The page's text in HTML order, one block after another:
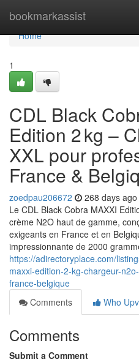
bookmarkassist
Home
Home
1
CDL Black
Edition 2 kg –
XXL pour
France &
zoedpau206672 268 days ago
Le CDL Black Cobra MAXXI
crème N2O haut de gamme,
exigeants en France et en
impressionnante de 2000
https://adirectoryplace.com/
maxxi-edition-2-kg-chargeur-
france-belgique
Comments
Who
Comments
Submit a Comment